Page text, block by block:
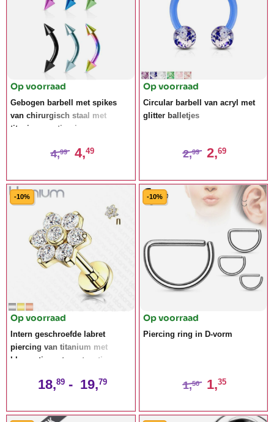
Op voorraad
Gebogen barbell met spikes
van chirurgisch staal met
titanium coating in
4,99 4,49
Op voorraad
Circular barbell van acryl met
glitter balletjes
2,99 2,69
-10%
Op voorraad
Intern geschroefde labret
piercing van titanium met
bloemetje met cz-steentjes
18,89 - 19,79
-10%
Op voorraad
Piercing ring in D-vorm
1,50 1,35